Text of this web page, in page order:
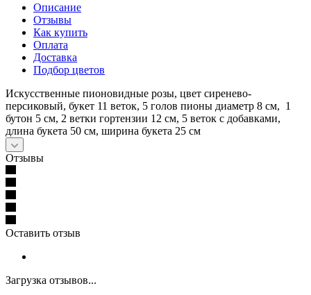
Описание
Отзывы
Как купить
Оплата
Доставка
Подбор цветов
Искусственные пионовидные розы, цвет сиренево-
персиковый, букет 11 веток, 5 голов пионы диаметр 8 см, 1
бутон 5 см, 2 ветки гортензии 12 см, 5 веток с добавками,
длина букета 50 см, ширина букета 25 см
Отзывы
Оставить отзыв
Загрузка отзывов...